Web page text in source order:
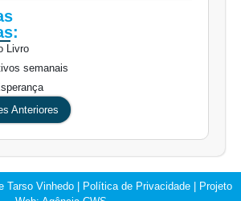
Livro
semanais
Anteriores
Tarso Vinhedo Política de Privacidade | Projeto